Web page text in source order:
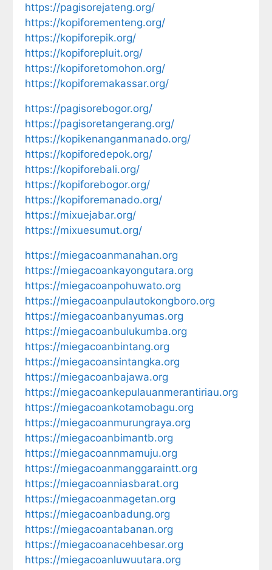
https://pagisorejateng.org/
https://kopiforementeng.org/
https://kopiforepik.org/
https://kopiforepluit.org/
https://kopiforetomohon.org/
https://kopiforemakassar.org/
https://pagisorebogor.org/
https://pagisoretangerang.org/
https://kopikenanganmanado.org/
https://kopiforedepok.org/
https://kopiforebali.org/
https://kopiforebogor.org/
https://kopiforemanado.org/
https://mixuejabar.org/
https://mixuesumut.org/
https://miegacoanmanahan.org
https://miegacoankayongutara.org
https://miegacoanpohuwato.org
https://miegacoanpulautokongboro.org
https://miegacoanbanyumas.org
https://miegacoanbulukumba.org
https://miegacoanbintang.org
https://miegacoansintangka.org
https://miegacoanbajawa.org
https://miegacoankepulauanmerantiriau.org
https://miegacoankotamobagu.org
https://miegacoanmurungraya.org
https://miegacoanbimantb.org
https://miegacoannmamuju.org
https://miegacoanmanggaraintt.org
https://miegacoanniasbarat.org
https://miegacoanmagetan.org
https://miegacoanbadung.org
https://miegacoantabanan.org
https://miegacoanacehbesar.org
https://miegacoanluwuutara.org